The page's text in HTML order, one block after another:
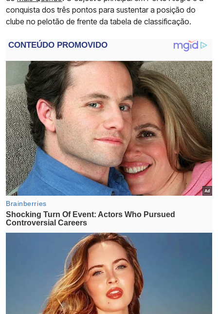
conquista dos três pontos para sustentar a posição do
clube no pelotão de frente da tabela de classificação.